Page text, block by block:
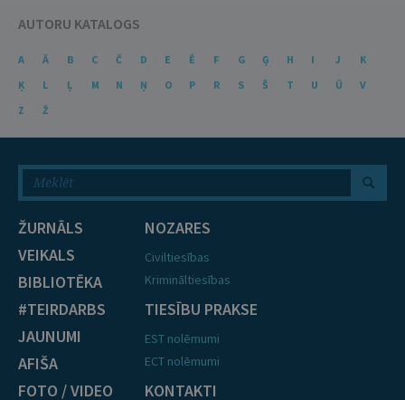
AUTORU KATALOGS
A Ā B C Č D E Ē F G Ģ H I J
K
Ķ
L Ļ M N Ņ O P R S Š T U Ū
V
Z
Ž
ŽURNĀLS
VEIKALS
BIBLIOTĒKA
#TEIRDARBS
JAUNUMI
AFIŠA
FOTO / VIDEO
NOZARES
Civiltiesības
Krimināltiesības
TIESĪBU PRAKSE
EST nolēmumi
ECT nolēmumi
KONTAKTI